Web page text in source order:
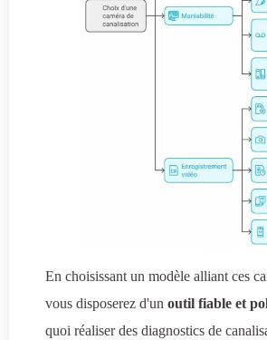
En choisissant un modèle alliant ces
vous disposerez d'un outil fiable et
quoi réaliser des diagnostics de